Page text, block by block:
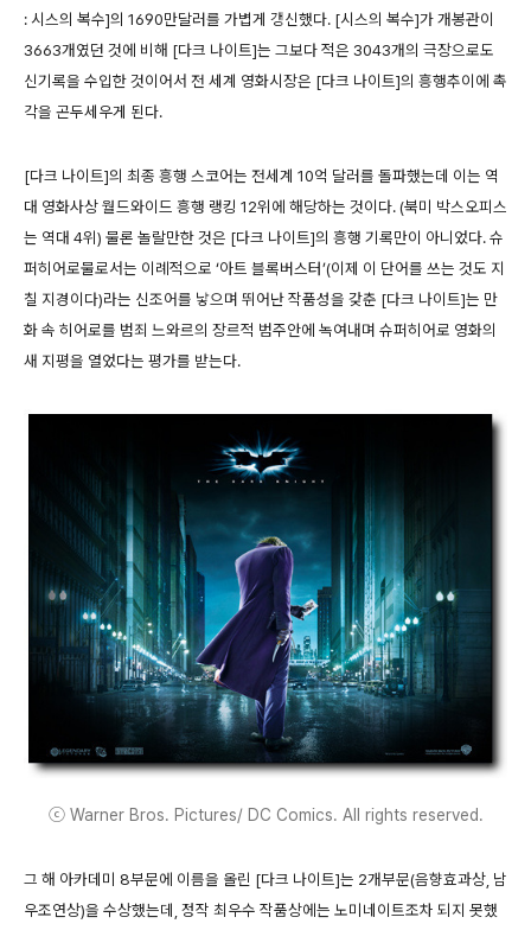
: 시스의 복수]의 1690만달러를 가볍게 갱신했다. [시스의 복수]가 개봉관이
3663개였던 것에 비해 [다크 나이트]는 그보다 적은 3043개의 극장으로도
신기록을 수입한 것이어서 전 세계 영화시장은 [다크 나이트]의 흥행추이에 촉
각을 곤두세우게 된다.
[다크 나이트]의 최종 흥행 스코어는 전세계 10억 달러를 돌파했는데 이는 역
대 영화사상 월드와이드 흥행 랭킹 12위에 해당하는 것이다. (북미 박스오피스
는 역대 4위) 물론 놀랄만한 것은 [다크 나이트]의 흥행 기록만이 아니었다. 슈
퍼히어로물로서는 이례적으로 ‘아트 블록버스터’(이제 이 단어를 쓰는 것도 지
칠 지경이다)라는 신조어를 낳으며 뛰어난 작품성을 갖춘 [다크 나이트]는 만
화 속 히어로를 범죄 느와르의 장르적 범주안에 녹여내며 슈퍼히어로 영화의
새 지평을 열었다는 평가를 받는다.
ⓒ Warner Bros. Pictures/ DC Comics. All rights reserved.
그 해 아카데미 8부문에 이름을 올린 [다크 나이트]는 2개부문(음향효과상, 남
우조연상)을 수상했는데, 정작 최우수 작품상에는 노미네이트조차 되지 못했